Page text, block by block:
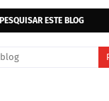
PESQUISAR ESTE BLOG